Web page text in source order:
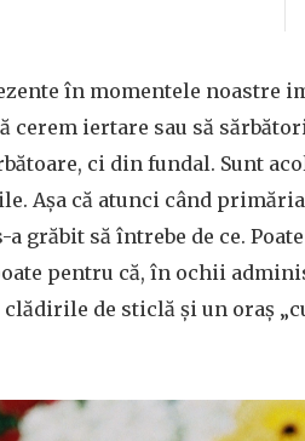
în momentele noastre
cerem iertare sau să
ci din fundal. Sunt
Așa că atunci când
grăbit să întrebe de ce.
pentru că, în ochii
de sticlă și un oraș